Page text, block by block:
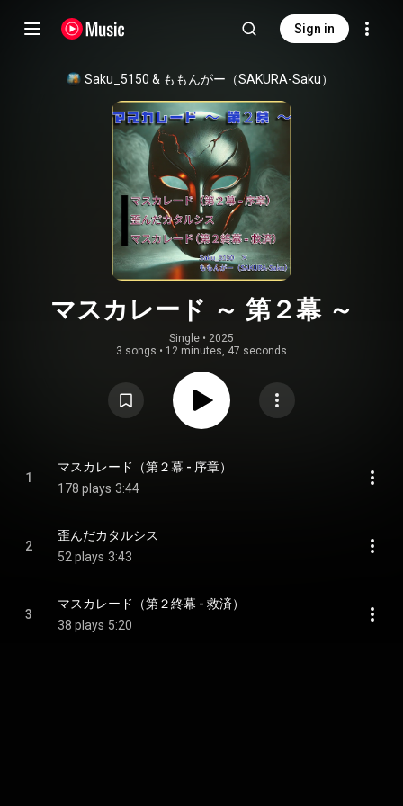
Sign in
Saku_5150 & ももんがー（SAKURA-Saku）
マスカレード ～ 第２幕 ～
Single • 2025
3 songs • 12 minutes, 47 seconds
1
マスカレード（第２幕 - 序章）
178 plays 3:44
2
歪んだカタルシス
52 plays 3:43
3
マスカレード（第２終幕 - 救済）
38 plays 5:20